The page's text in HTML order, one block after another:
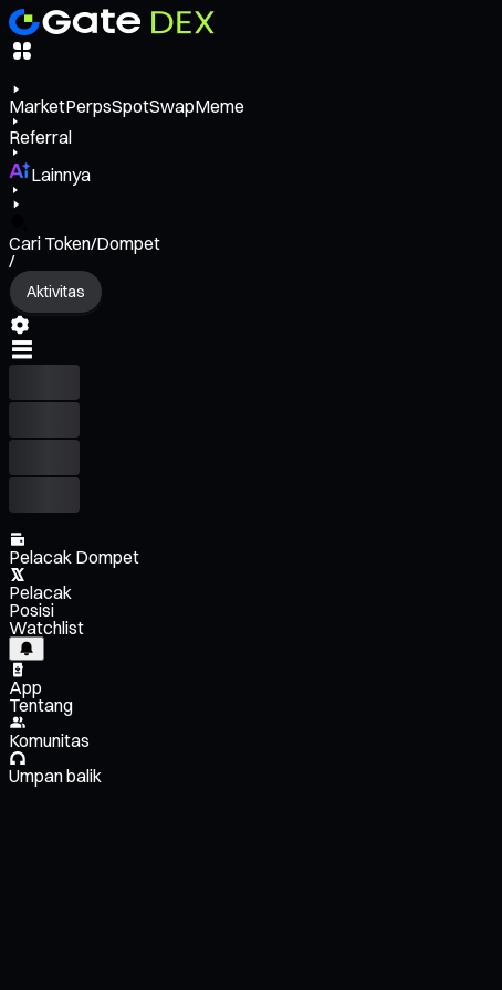
MarketPerpsSpotSwapMeme
Referral
Lainnya
Cari Token/Dompet
/
Aktivitas
Pelacak Dompet
Pelacak
Posisi
Watchlist
App
Tentang
Komunitas
Umpan balik